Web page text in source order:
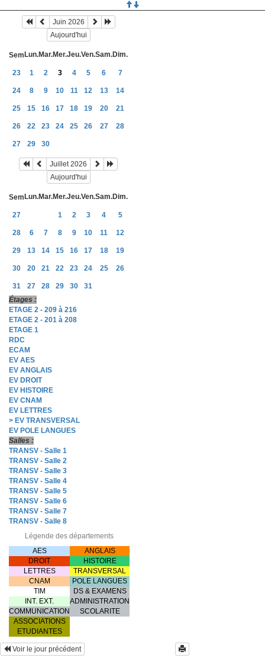
Juin 2026
Aujourd'hui
Sem Lun.Mar.Mer.Jeu.Ven.Sam.Dim.
23 1 2 3 4 5 6 7
24 8 9 10 11 12 13 14
25 15 16 17 18 19 20 21
26 22 23 24 25 26 27 28
27 29 30
Juillet 2026
Aujourd'hui
Sem Lun.Mar.Mer.Jeu.Ven.Sam.Dim.
27 1 2 3 4 5
28 6 7 8 9 10 11 12
29 13 14 15 16 17 18 19
30 20 21 22 23 24 25 26
31 27 28 29 30
31
Étages :
ETAGE 2 - 209 à 216
ETAGE 2 - 201 à 208
ETAGE 1
RDC
ECAM
EV AES
EV ANGLAIS
EV DROIT
EV HISTOIRE
EV CNAM
EV LETTRES
> EV TRANSVERSAL
EV POLE LANGUES
Salles :
TRANSV - Salle 1
TRANSV - Salle 2
TRANSV - Salle 3
TRANSV - Salle 4
TRANSV - Salle 5
TRANSV - Salle 6
TRANSV - Salle 7
TRANSV - Salle 8
Légende des départements
AES
ANGLAIS
DROIT
HISTOIRE
LETTRES
TRANSVERSAL
CNAM
POLE LANGUES
TIM
DS & EXAMENS
INT. EXT.
ADMINISTRATION
COMMUNICATION
SCOLARITE
ASSOCIATIONS
ETUDIANTES
Voir le jour précédent